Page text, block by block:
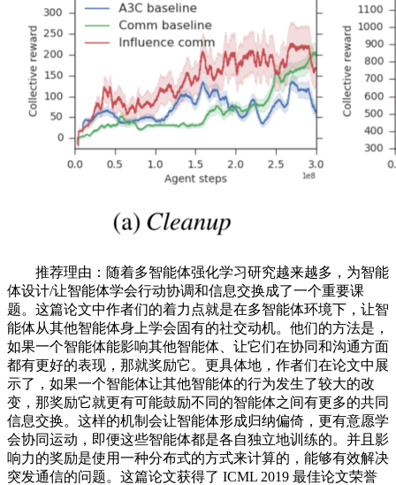
推荐理由：随着多智能体强化学习研究越来越多，为智能
体设计/让智能体学会行动协调和信息交换成了一个重要课
题。这篇论文中作者们的着力点就是在多智能体环境下，让智
能体从其他智能体身上学会固有的社交动机。他们的方法是，
如果一个智能体能影响其他智能体、让它们在协同和沟通方面
都有更好的表现，那就奖励它。更具体地，作者们在论文中展
示了，如果一个智能体让其他智能体的行为发生了较大的改
变，那奖励它就更有可能鼓励不同的智能体之间有更多的共同
信息交换。这样的机制会让智能体形成归纳偏倚，更有意愿学
会协同运动，即便这些智能体都是各自独立地训练的。并且影
响力的奖励是使用一种分布式的方式来计算的，能够有效解决
突发通信的问题。这篇论文获得了 ICML 2019 最佳论文荣誉